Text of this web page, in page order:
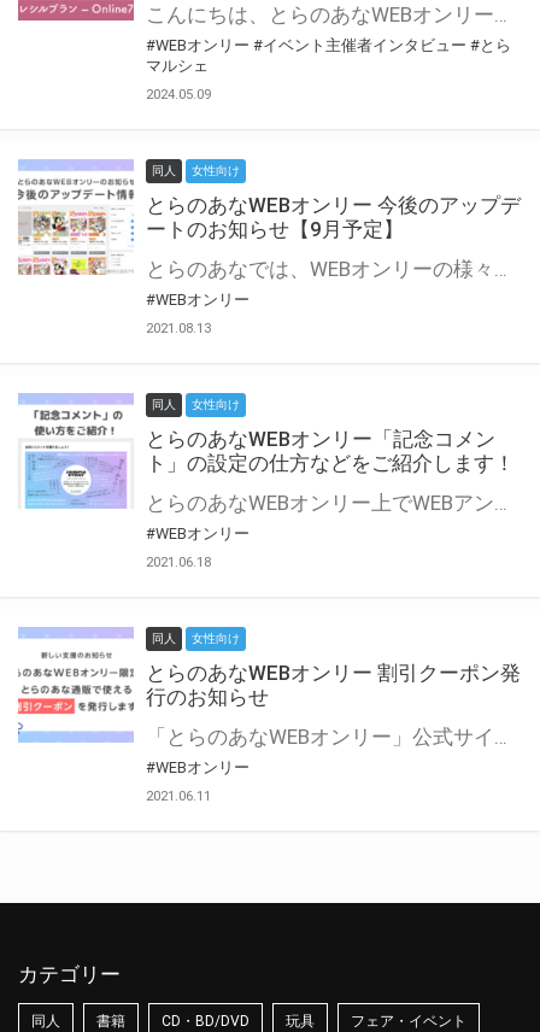
こんにちは、とらのあなWEBオンリー運営スタッフです。 新たにお届けする、イベント主催者インタビュー-マルシェ編-は、 とらのあなWEBオンリー「マルシェ」をご利用した主催様に 「マルシェ」を使って開催した感想や心がけをお聞きする企画です。 今回は、WEBオンリー開催7回目迎えた「マレシルプラン – Online7 –」より、 主催の玉川うた様にお話を伺いました。 ▼マレシルプランのインタビュー前回記事 「イベント主催者インタビュー vol.6」はこちら 協力：玉川うた様（マレシルプラン実行委員会 代表）／イベント公式Twitter（@mallesil_plan） とらのあなWEBオンリー「マルシェ」とは？ WEBオンリーでリアルタイムでコミュニケーションがとれるオンライン会場です。
#WEBオンリー #イベント主催者インタビュー #とら
マルシェ
2024.05.09
同人 女性向け
とらのあなWEBオンリー 今後のアップデ
ートのお知らせ【9月予定】
とらのあなでは、WEBオンリーの様々な支援を実施しています。 今回は2021年9月に実装を予定しているアップデート情報についてご紹介いたします。 とらのあなWEBオンリーサイトはこちら
#WEBオンリー
2021.08.13
同人 女性向け
とらのあなWEBオンリー「記念コメン
ト」の設定の仕方などをご紹介します！
とらのあなWEBオンリー上でWEBアンソロジーが作成できる「記念コメント」について、その使い方や作成手順を解説します！ 支援タイプを「サークル参加型」「サークル参加型・マルシェ(イベント会場)機能付き」でお申し込みいただいている主催者様はぜひご活用ください♪ とらのあなWEBオンリーサイトはこちら
#WEBオンリー
2021.06.18
同人 女性向け
とらのあなWEBオンリー 割引クーポン発
行のお知らせ
「とらのあなWEBオンリー」公式サイトでとらのあな通販の「割引クーポン」を配布中！ イベントごとに開催当日限定で使える割引クーポンのシリアルコードを発行します。 とらのあなWEBオンリーのページをチェックして、イベント当日にお得にお買い物を楽しみましょう♪ ※本キャンペーンは予告なく終了する場合がございます。 とらのあなWEBオンリーサイトはこちら
#WEBオンリー
2021.06.11
カテゴリー
同人 書籍 CD・BD/DVD 玩具 フェア・イベント